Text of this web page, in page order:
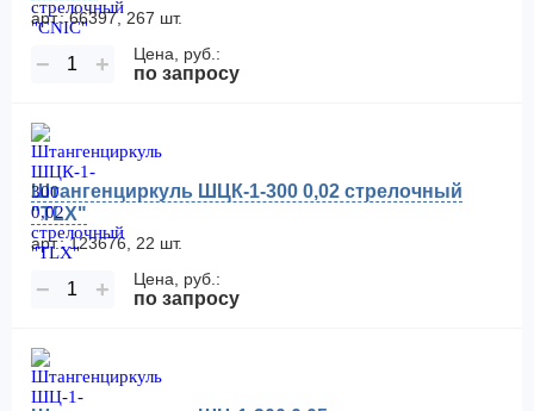
арт.: 66397, 267 шт.
− + Цена, руб.:
по запросу
Штангенциркуль ШЦК-1-300 0,02 стрелочный
"TLX"
арт.: 123676, 22 шт.
− + Цена, руб.:
по запросу